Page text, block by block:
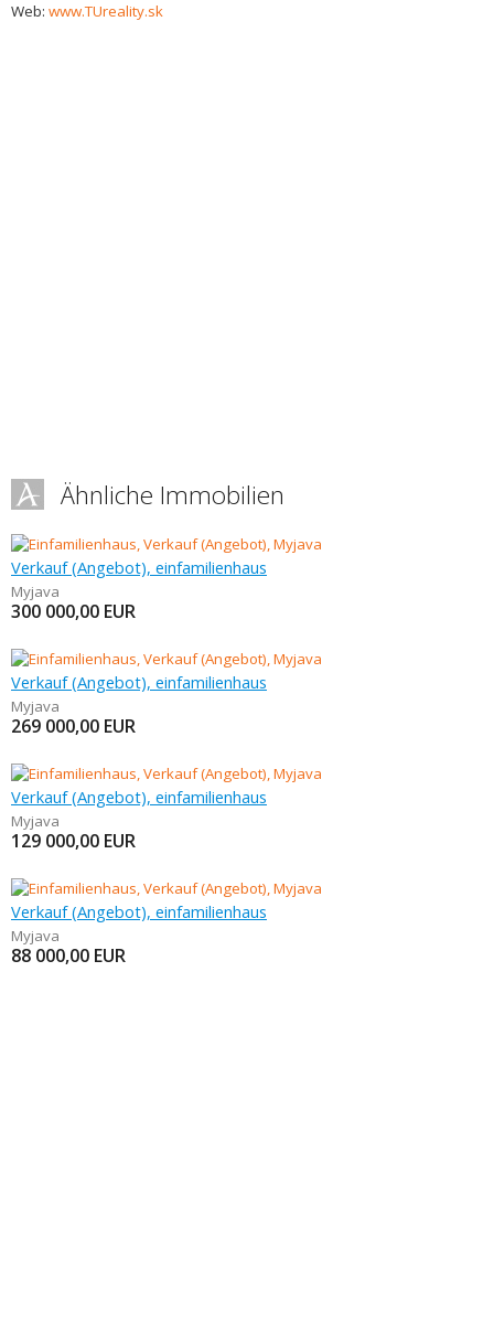
Web: www.TUreality.sk
Ähnliche Immobilien
Verkauf (Angebot), einfamilienhaus
Myjava
300 000,00 EUR
Verkauf (Angebot), einfamilienhaus
Myjava
269 000,00 EUR
Verkauf (Angebot), einfamilienhaus
Myjava
129 000,00 EUR
Verkauf (Angebot), einfamilienhaus
Myjava
88 000,00 EUR